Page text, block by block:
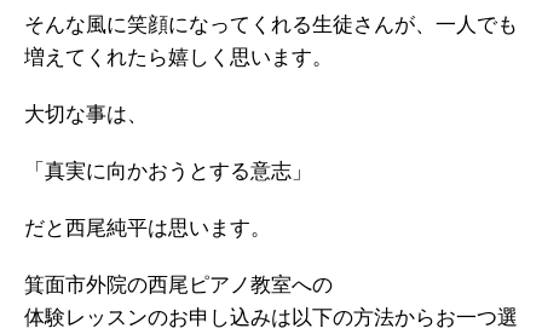
そんな風に笑顔になってくれる生徒さんが、一人でも
増えてくれたら嬉しく思います。
大切な事は、
「真実に向かおうとする意志」
だと西尾純平は思います。
箕面市外院の西尾ピアノ教室への
体験レッスンのお申し込みは以下の方法からお一つ選